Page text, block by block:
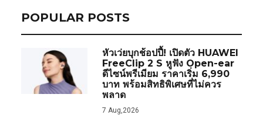
POPULAR POSTS
หัวเว่ยบุกช้อปปี้! เปิดตัว HUAWEI
FreeClip 2 S หูฟัง Open-ear
ดีไซน์พรีเมียม ราคาเริ่ม 6,990
บาท พร้อมสิทธิพิเศษที่ไม่ควร
พลาด
7 Aug,2026